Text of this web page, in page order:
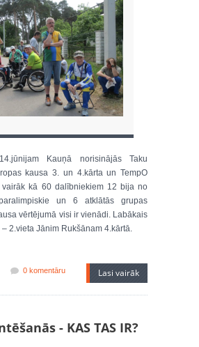
Kauņā norisinājās Taku
kausa 3. un 4.kārta un TempO
vairāk kā 60 dalībniekiem 12 bija no
un 6 atklātās grupas
vērtējumā visi ir vienādi. Labākais
2.vieta Jānim Rukšānam 4.kārtā.
0 komentāru Lasi vairāk
- KAS TAS IR?